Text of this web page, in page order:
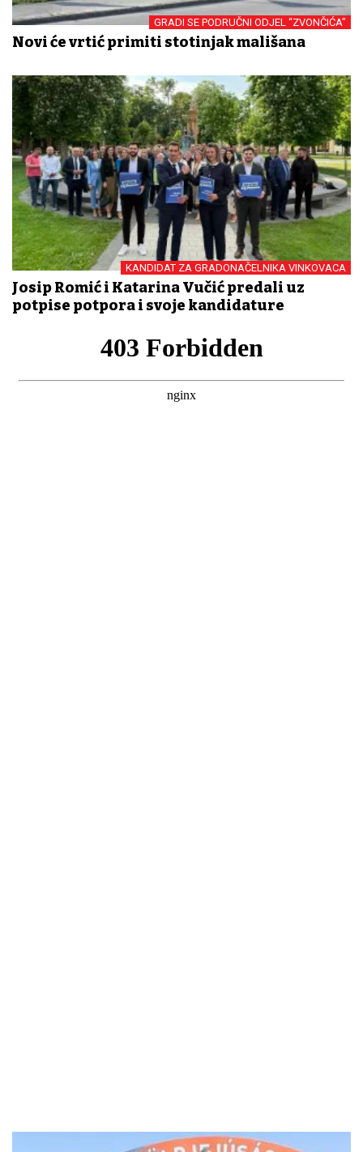
GRADI SE PODRUČNI ODJEL “ZVONČIĆA”
Novi će vrtić primiti stotinjak mališana
KANDIDAT ZA GRADONAČELNIKA VINKOVACA
Josip Romić i Katarina Vučić predali uz
potpise potpora i svoje kandidature